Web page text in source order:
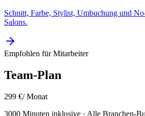
Schnitt, Farbe, Stylist, Umbuchung und
Salons.
Empfohlen fürMitarbeiter
Team-Plan
299 €/ Monat
3000 Minuten inklusive · Alle Branchen-